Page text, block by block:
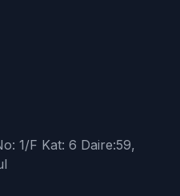
1/F Kat: 6 Daire:59,